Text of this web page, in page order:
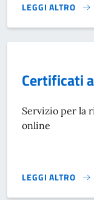
LEGGI ALTRO
CERTIFICATI}
Certificati
Servizio per la
online
LEGGI ALTRO
CERTIFICATI